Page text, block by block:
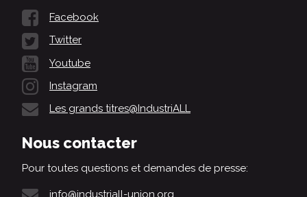
Facebook
Twitter
Youtube
Instagram
Les grands titres@IndustriALL
Nous contacter
Pour toutes questions et demandes de presse:
info@industriall-union.org